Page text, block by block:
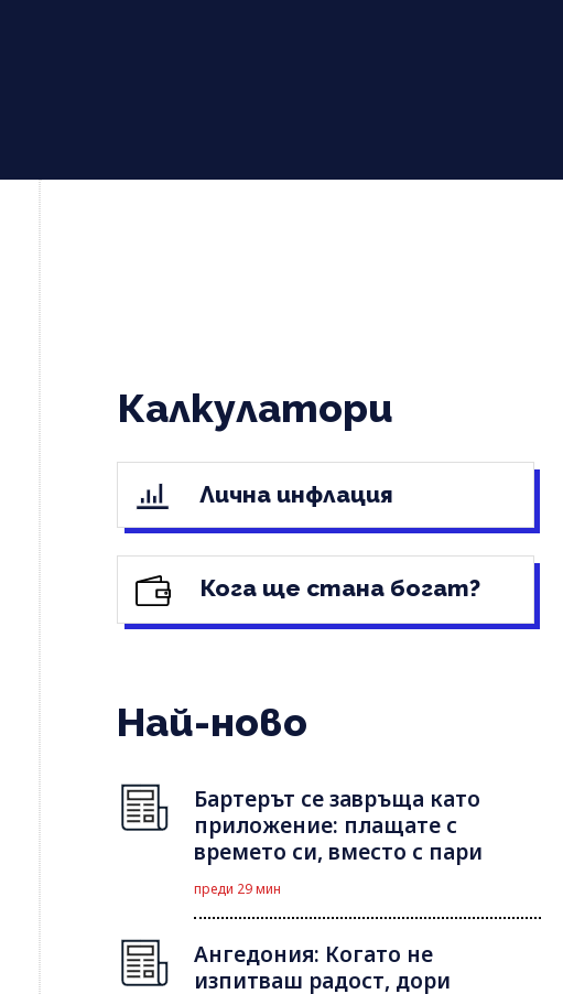
Калкулатори
Лична инфлация
Кога ще стана богат?
Най-ново
Бартерът се завръща като
приложение: плащате с
времето си, вместо с пари
преди 29 мин
Ангедония: Когато не
изпитваш радост, дори